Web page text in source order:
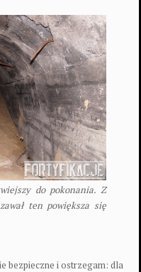
do pokonania. Z
ten powiększa się
bezpieczne i ostrzegam: dla